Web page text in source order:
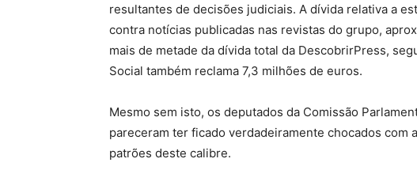
resultantes de decisões judiciais. A dívida relativa a
contra notícias publicadas nas revistas do grupo,
mais de metade da dívida total da DescobrirPress,
Social também reclama 7,3 milhões de euros.
Mesmo sem isto, os deputados da Comissão
pareceram ter ficado verdadeiramente chocados com
patrões deste calibre.